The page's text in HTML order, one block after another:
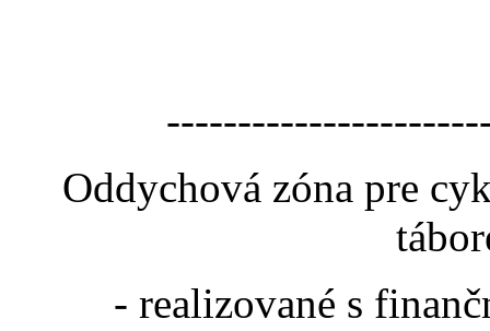
Oddychová zóna pre
- realizované s